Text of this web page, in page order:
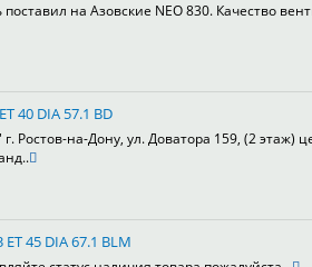
на Азовские NEO 830. Качество
40 DIA 57.1 BD
Ростов-на-Дону, ул. Доватора 159, (2 этаж)
45 DIA 67.1 BLM